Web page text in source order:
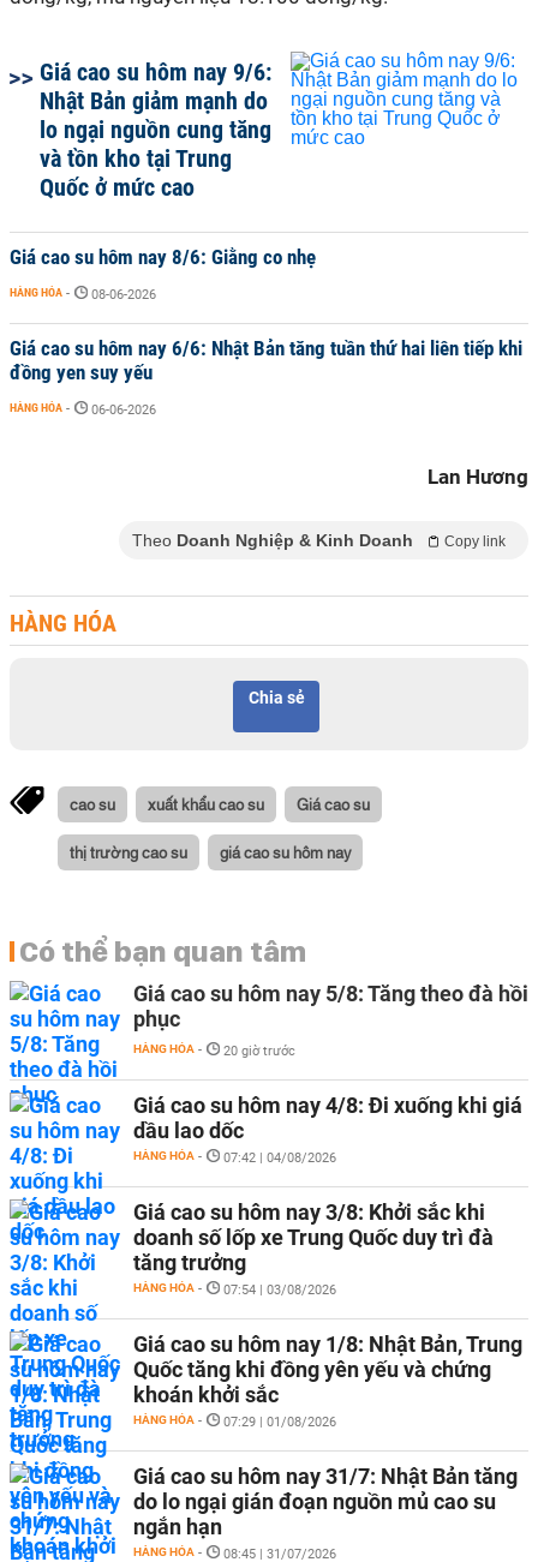
Giá cao su hôm nay 9/6:
Nhật Bản giảm mạnh do
lo ngại nguồn cung tăng
và tồn kho tại Trung
Quốc ở mức cao
Giá cao su hôm nay 8/6: Giằng co nhẹ
HÀNG HÓA - 08-06-2026
Giá cao su hôm nay 6/6: Nhật Bản tăng tuần thứ hai liên tiếp khi
đồng yen suy yếu
HÀNG HÓA - 06-06-2026
Lan Hương
Theo Doanh Nghiệp & Kinh Doanh Copy link
HÀNG HÓA
Chia sẻ
cao su xuất khẩu cao su Giá cao su
thị trường cao su giá cao su hôm nay
Có thể bạn quan tâm
Giá cao su hôm nay 5/8: Tăng theo đà hồi
phục
HÀNG HÓA - 20 giờ trước
Giá cao su hôm nay 4/8: Đi xuống khi giá
dầu lao dốc
HÀNG HÓA - 07:42 | 04/08/2026
Giá cao su hôm nay 3/8: Khởi sắc khi
doanh số lốp xe Trung Quốc duy trì đà
tăng trưởng
HÀNG HÓA - 07:54 | 03/08/2026
Giá cao su hôm nay 1/8: Nhật Bản, Trung
Quốc tăng khi đồng yên yếu và chứng
khoán khởi sắc
HÀNG HÓA - 07:29 | 01/08/2026
Giá cao su hôm nay 31/7: Nhật Bản tăng
do lo ngại gián đoạn nguồn mủ cao su
ngắn hạn
HÀNG HÓA - 08:45 | 31/07/2026